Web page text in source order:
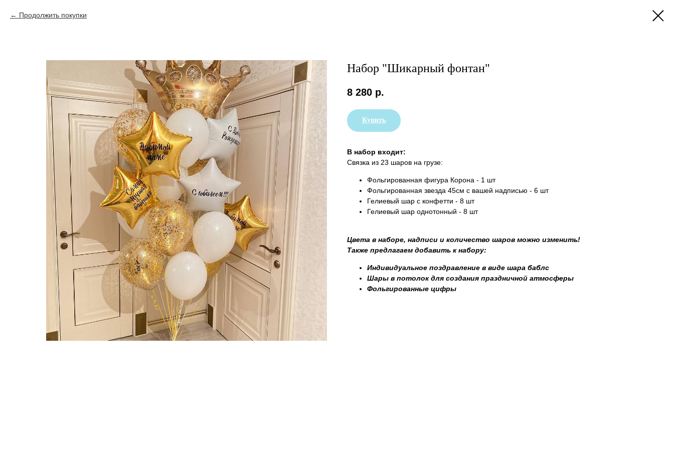
Продолжить покупки
Набор "Шикарный фонтан"
8 280 р.
Купить
В набор входит:
Связка из 23 шаров на грузе:
Фольгированная фигура Корона - 1 шт
Фольгированная звезда 45см с вашей надписью - 6 шт
Гелиевый шар с конфетти - 8 шт
Гелиевый шар однотонный - 8 шт
Цвета в наборе, надписи и количество шаров можно изменить!
Также предлагаем добавить к набору:
Индивидуальное поздравление в виде шара баблс
Шары в потолок для создания праздничной атмосферы
Фольгированные цифры